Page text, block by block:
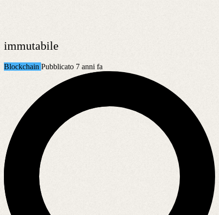
immutabile
Blockchain Pubblicato 7 anni fa